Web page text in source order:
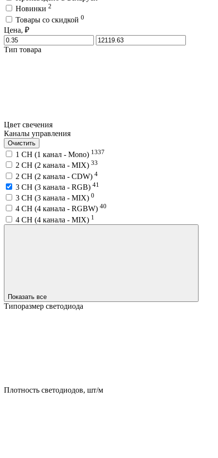
Новинки 2
Товары со скидкой 0
Цена, ₽
Тип товара
Цвет свечения
Каналы управления
Очистить
1 CH (1 канал - Mono) 1337
2 CH (2 канала - MIX) 33
2 CH (2 канала - CDW) 4
3 CH (3 канала - RGB) 41
3 CH (3 канала - MIX) 0
4 CH (4 канала - RGBW) 40
4 CH (4 канала - MIX) 1
Показать все
Типоразмер светодиода
Плотность светодиодов, шт/м